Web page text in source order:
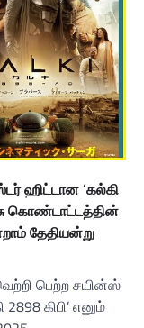
ஹிட்டான ‘கல்கி
கொண்டாட்டத்தின்
தேதியன்று
பெற்ற சயின்ஸ்
கிபி’ எனும்